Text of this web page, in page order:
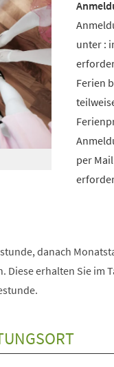
unter :
Ferien
per
danach
Diese erhalten Sie im